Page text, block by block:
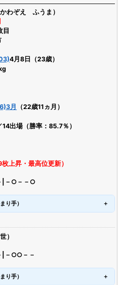
わぞえ ふうま）
目
4月8日（23歳）
月
（22歳11ヵ月）
出場（勝率：85.7％）
枚上昇・最高位更新）
－○－－○
り手）
）
－○○－－
り手）